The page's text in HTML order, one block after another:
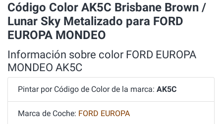
Código Color AK5C Brisbane Brown /
Lunar Sky Metalizado para FORD
EUROPA MONDEO
Información sobre color FORD EUROPA
MONDEO AK5C
Pintar por Código de Color de la marca: AK5C
Marca de Coche: FORD EUROPA